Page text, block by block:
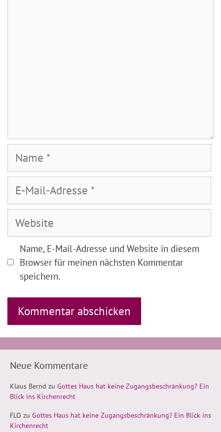
Mail-
Adresse
Name, E-Mail-Adresse und Website in diesem
Browser für meinen nächsten Kommentar
speichern.
Neue Kommentare
Klaus Bernd zu Gottes Haus hat keine Zugangsbeschränkung? Ein
Blick ins Kirchenrecht
FLO zu Gottes Haus hat keine Zugangsbeschränkung? Ein Blick ins
Kirchenrecht